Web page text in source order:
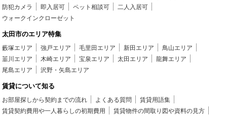
防犯カメラ
即入居可 ペット相談可
二人入居可
ウォークインクローゼット
太田市のエリア特集
藪塚エリア 強戸エリア 毛里田エリア 新田エリア
鳥山エリア
韮川エリア
木崎エリア 宝泉エリア 太田エリア
龍舞エリア
尾島エリア
沢野・矢島エリア
賃貸について知る
お部屋探しから契約までの流れ よくある質問
賃貸用語集
賃貸契約費用や一人暮らしの初期費用
賃貸物件の間取り図や資料の見方